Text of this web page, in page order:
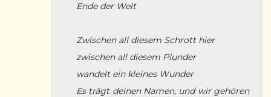
Ende der Welt
Zwischen all diesem Schrott hier
zwischen all diesem Plunder
wandelt ein kleines Wunder
Es trägt deinen Namen, und wir gehören